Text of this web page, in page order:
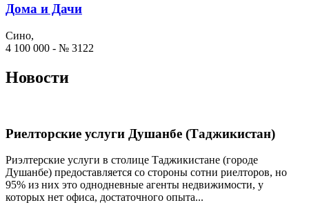
Дома и Дачи
Сино,
4 100 000 - № 3122
Новости
Риелторские услуги Душанбе (Таджикистан)
Риэлтерские услуги в столице Таджикистане (городе
Душанбе) предоставляется со стороны сотни риелторов, но
95% из них это однодневные агенты недвижимости, у
которых нет офиса, достаточного опыта...